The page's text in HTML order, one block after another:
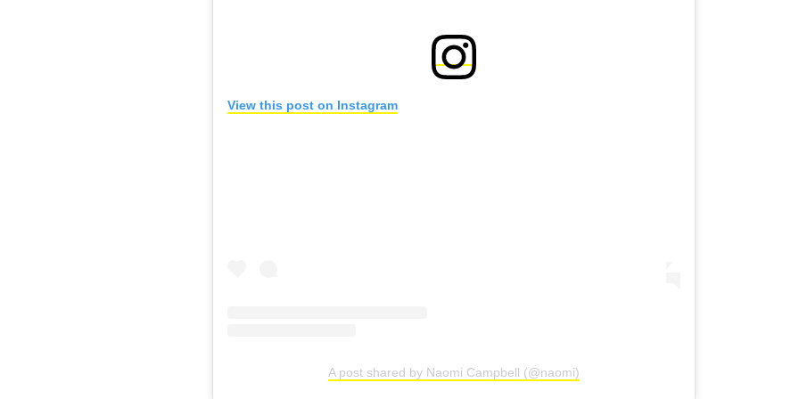
View this post on Instagram
A post shared by Naomi Campbell (@naomi)